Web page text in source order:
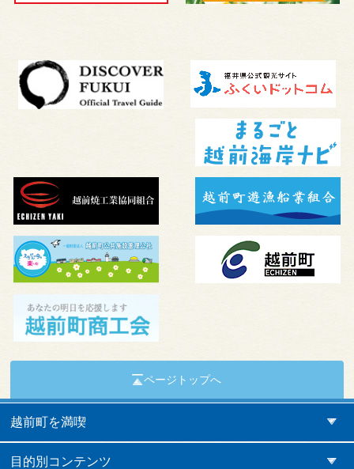
ページトップへ
越前町を満喫
目的別コンテンツ